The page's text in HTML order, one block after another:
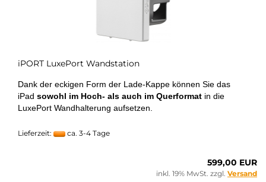
iPORT LuxePort Wandstation
Dank der eckigen Form der Lade-Kappe können Sie das
iPad sowohl im Hoch- als auch im Querformat in die
LuxePort Wandhalterung aufsetzen.
Lieferzeit: ca. 3-4 Tage
599,00 EUR
inkl. 19% MwSt. zzgl. Versand